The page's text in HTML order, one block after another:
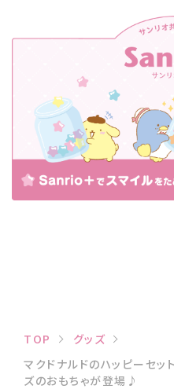
TOP
グッズ
マクドナルドのハッピーセッ
ズのおもちゃが登場♪